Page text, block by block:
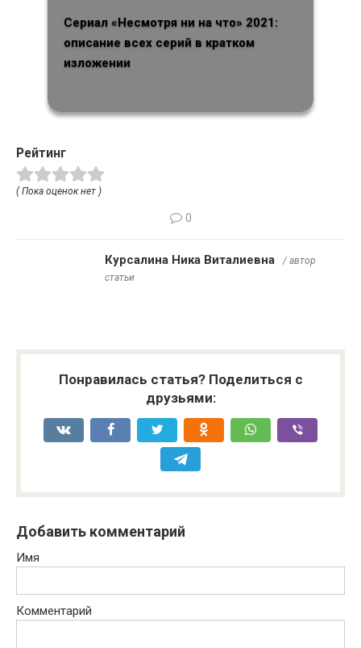
Сериал «Несмотря ни на что» 2021:
описание всех серий в кратком
изложении
Рейтинг
( Пока оценок нет )
0
Курсалина Ника Виталиевна
/ автор
статьи
Понравилась статья? Поделиться с
друзьями:
Добавить комментарий
Имя
Комментарий